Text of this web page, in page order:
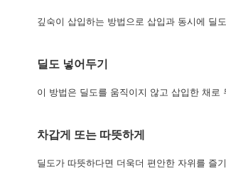
깊숙이 삽입하는 방법으로 삽입과 동시에 딜
딜도 넣어두기
이 방법은 딜도를 움직이지 않고 삽입한 채
차갑게 또는 따뜻하게
딜도가 따뜻하다면 더욱더 편안한 자위를 즐